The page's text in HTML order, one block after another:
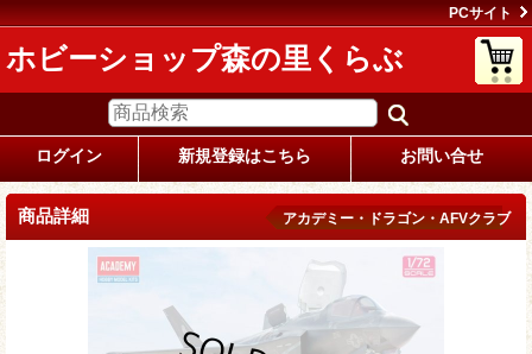
PCサイト
ホビーショップ森の里くらぶ
ログイン 新規登録はこちら お問い合せ
商品詳細 アカデミー・ドラゴン・AFVクラブ